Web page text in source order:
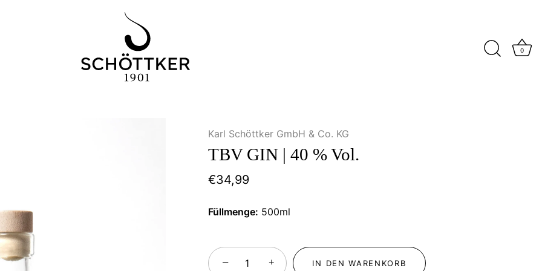
0
Karl Schöttker GmbH & Co. KG
TBV GIN | 40 % Vol.
€34,99
Füllmenge: 500ml
− + IN DEN WARENKORB